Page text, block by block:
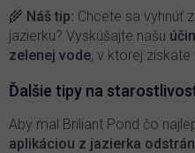
🌾 Náš tip: Chcete sa vyhnúť
jazierku? Vyskúšajte našu
zelenej vode, v ktorej
Ďalšie tipy na
Aby mal Briliant Pond čo
aplikáciou z jazierka